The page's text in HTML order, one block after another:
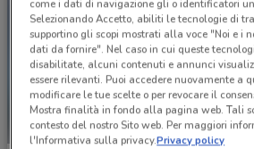
come i dati di navigazione gli o identificatori
Selezionando Accetto, abiliti le tecnologie di
supportino gli scopi mostrati alla voce "Noi e i
dati da fornire". Nel caso in cui queste
disabilitate, alcuni contenuti e annunci
essere rilevanti. Puoi accedere nuovamente a
modificare le tue scelte o per revocare il
Mostra finalità in fondo alla pagina web. Tali
contesto del nostro Sito web. Per maggiori
l'Informativa sulla privacy.Privacy policy